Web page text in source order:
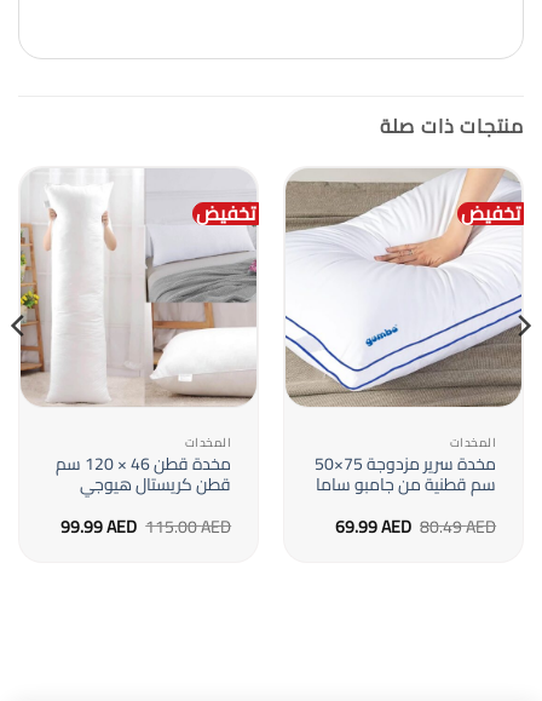
منتجات ذات صلة
تخفيض
المخدات
مخدة سرير مزدوجة 75×50
سم قطنية من جامبو ساما
80.49AED السعر
الأصلي69.99AED السعر
الحالي
تخفيض
المخدات
مخدة قطن 46 × 120 سم
قطن كريستال هيوجي
115.00AED السعر
الأصلي99.99AED السعر
الحالي